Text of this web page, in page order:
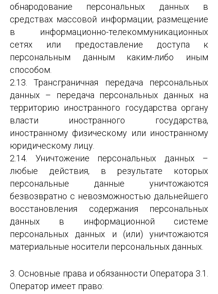
обнародование персональных данных в
средствах массовой информации, размещение
в информационно-телекоммуникационных
сетях или предоставление доступа к
персональным данным каким-либо иным
способом.
2.13. Трансграничная передача персональных
данных – передача персональных данных на
территорию иностранного государства органу
власти иностранного государства,
иностранному физическому или иностранному
юридическому лицу.
2.14. Уничтожение персональных данных –
любые действия, в результате которых
персональные данные уничтожаются
безвозвратно с невозможностью дальнейшего
восстановления содержания персональных
данных в информационной системе
персональных данных и (или) уничтожаются
материальные носители персональных данных.
3. Основные права и обязанности Оператора 3.1.
Оператор имеет право: